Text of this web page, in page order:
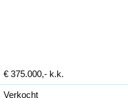
€ 375.000,- k.k.
Verkocht